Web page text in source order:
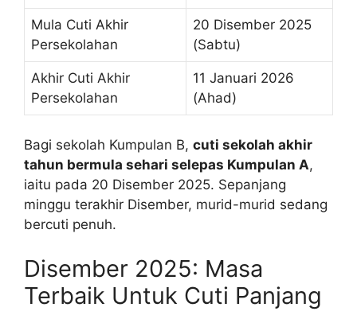
Mula Cuti Akhir
Persekolahan
20 Disember 2025
(Sabtu)
Akhir Cuti Akhir
Persekolahan
11 Januari 2026
(Ahad)
Bagi sekolah Kumpulan B, cuti sekolah akhir
tahun bermula sehari selepas Kumpulan A,
iaitu pada 20 Disember 2025. Sepanjang
minggu terakhir Disember, murid-murid sedang
bercuti penuh.
Disember 2025: Masa
Terbaik Untuk Cuti Panjang